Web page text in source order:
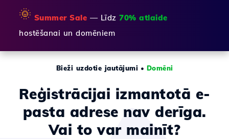
🌞 Summer Sale — Līdz 70% atlaide
hostēšanai un domēniem
Bieži uzdotie jautājumi • Domēni
Reģistrācijai izmantotā e-
pasta adrese nav derīga.
Vai to var mainīt?